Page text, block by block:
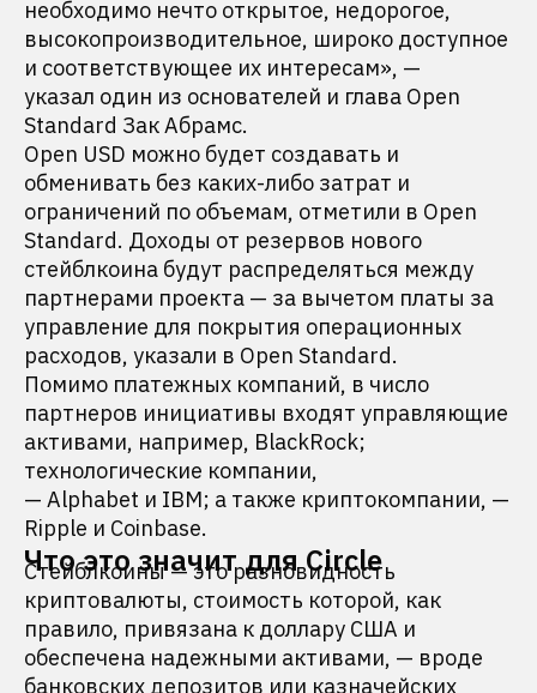
необходимо нечто открытое, недорогое,
высокопроизводительное, широко доступное
и соответствующее их интересам», —
указал один из основателей и глава Open
Standard Зак Абрамс.
Open USD можно будет создавать и
обменивать без каких-либо затрат и
ограничений по объемам, отметили в Open
Standard. Доходы от резервов нового
стейблкоина будут распределяться между
партнерами проекта — за вычетом платы за
управление для покрытия операционных
расходов, указали в Open Standard.
Помимо платежных компаний, в число
партнеров инициативы входят управляющие
активами, например, BlackRock;
технологические компании,
— Alphabet и IBM; а также криптокомпании, —
Ripple и Coinbase.
Что это значит для Circle
Стейблкоины — это разновидность
криптовалюты, стоимость которой, как
правило, привязана к доллару США и
обеспечена надежными активами, — вроде
банковских депозитов или казначейских